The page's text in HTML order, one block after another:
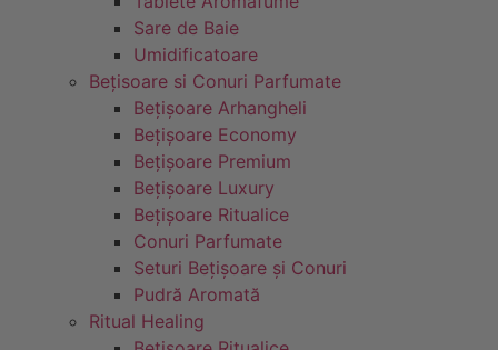
Sare de Baie
Umidificatoare
Bețisoare si Conuri Parfumate
Bețișoare Arhangheli
Bețișoare Economy
Bețișoare Premium
Bețișoare Luxury
Bețișoare Ritualice
Conuri Parfumate
Seturi Bețișoare și Conuri
Pudră Aromată
Ritual Healing